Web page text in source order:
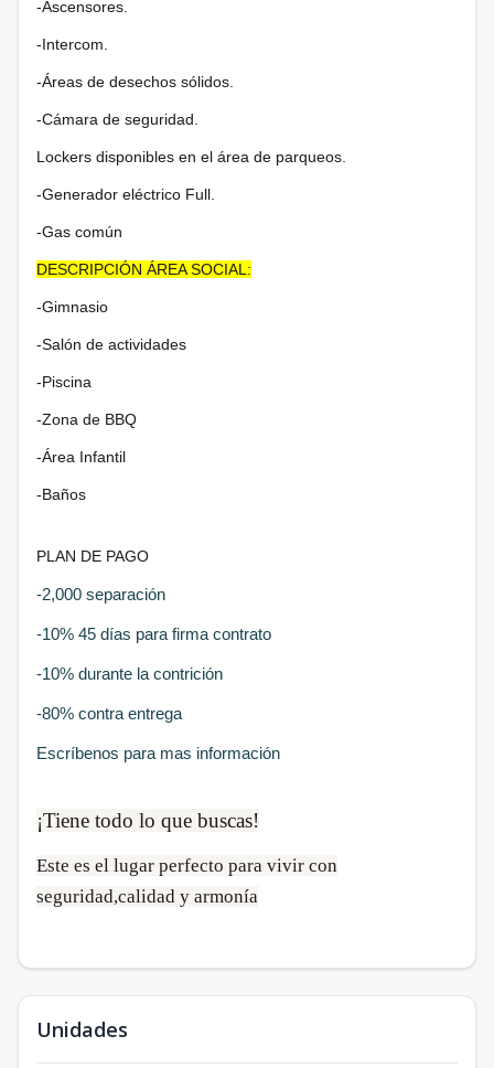
-Ascensores.
-Intercom.
-Áreas de desechos sólidos.
-Cámara de seguridad.
Lockers disponibles en el área de parqueos.
-Generador eléctrico Full.
-Gas común
DESCRIPCIÓN ÁREA SOCIAL:
-Gimnasio
-Salón de actividades
-Piscina
-Zona de BBQ
-Área Infantil
-Baños
PLAN DE PAGO
-2,000 separación
-10% 45 días para firma contrato
-10% durante la contrición
-80% contra entrega
Escríbenos para mas información
¡Tiene todo lo que buscas!
Este es el lugar perfecto para vivir con
seguridad,calidad y armonía
Unidades